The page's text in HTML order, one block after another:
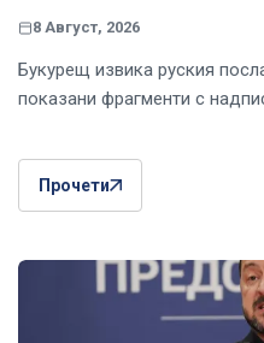
8 Август, 2026
Букурещ извика руския
показани фрагменти с
Прочети